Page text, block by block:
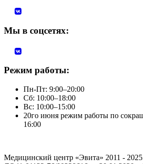
Мы в соцсетях:
Режим работы:
Пн-Пт: 9:00–20:00
Сб: 10:00–18:00
Вс: 10:00–15:00
20го июня режим работы по
16:00
Медицинский центр «Эвита» 2011 -